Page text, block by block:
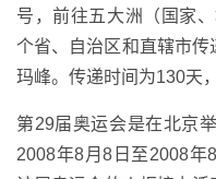
号，前往五大洲（国家
个省、自治区和直辖市
玛峰。传递时间为130天
第29届奥运会是在北京
2008年8月8日至2008年